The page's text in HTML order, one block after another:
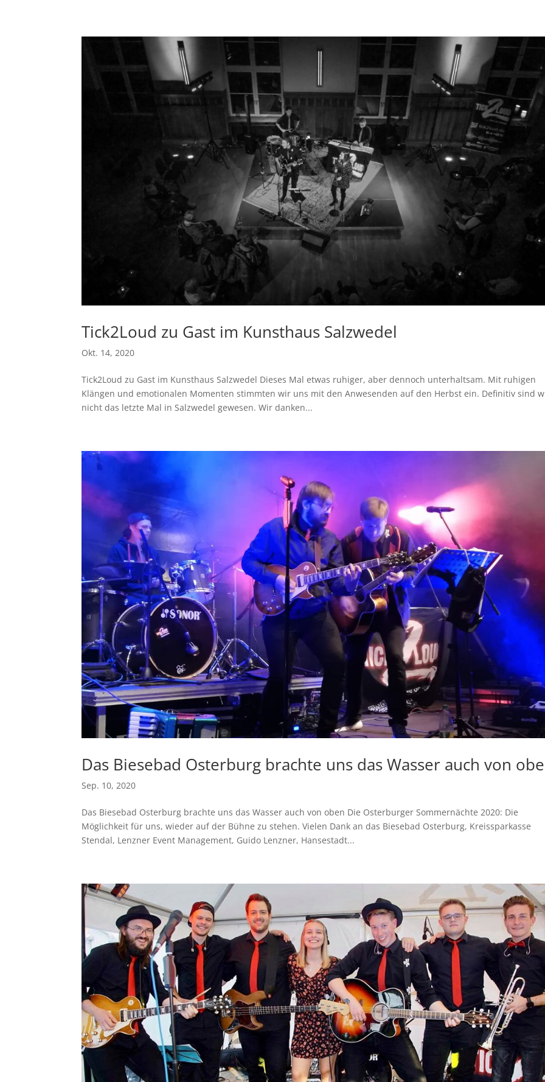
Tick2Loud zu Gast im Kunsthaus Salzwedel
Okt. 14, 2020
Tick2Loud zu Gast im Kunsthaus Salzwedel Dieses Mal etwas ruhiger, aber dennoch unterhaltsam. Mit ruhigen
Klängen und emotionalen Momenten stimmten wir uns mit den Anwesenden auf den Herbst ein. Definitiv sind
nicht das letzte Mal in Salzwedel gewesen. Wir danken...
Das Biesebad Osterburg brachte uns das Wasser auch von
Sep. 10, 2020
Das Biesebad Osterburg brachte uns das Wasser auch von oben Die Osterburger Sommernächte 2020: Die
Möglichkeit für uns, wieder auf der Bühne zu stehen. Vielen Dank an das Biesebad Osterburg, Kreissparkasse
Stendal, Lenzner Event Management, Guido Lenzner, Hansestadt...